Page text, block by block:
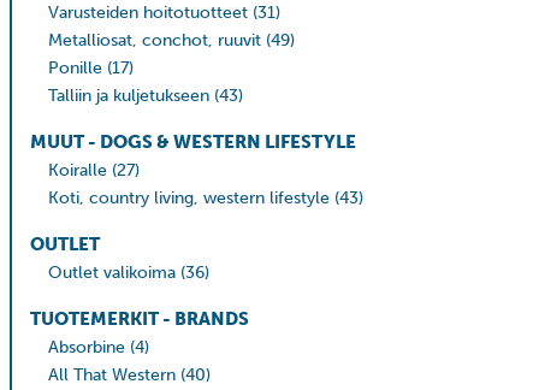
Varusteiden hoitotuotteet (31)
Metalliosat, conchot, ruuvit (49)
Ponille (17)
Talliin ja kuljetukseen (43)
MUUT - DOGS & WESTERN LIFESTYLE
Koiralle (27)
Koti, country living, western lifestyle (43)
OUTLET
Outlet valikoima (36)
TUOTEMERKIT - BRANDS
Absorbine (4)
All That Western (40)